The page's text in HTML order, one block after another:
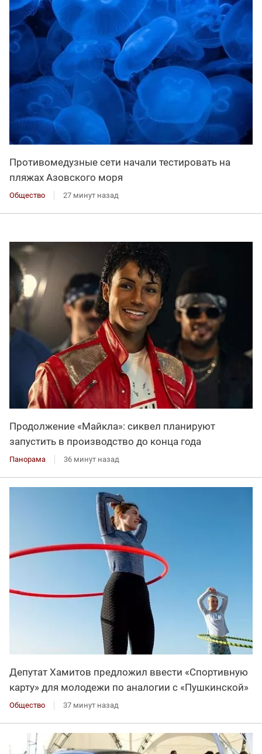
Противомедузные сети начали тестировать на
пляжах Азовского моря
Общество 27 минут назад
Продолжение «Майкла»: сиквел планируют
запустить в производство до конца года
Панорама 36 минут назад
Депутат Хамитов предложил ввести «Спортивную
карту» для молодежи по аналогии с «Пушкинской»
Общество 37 минут назад